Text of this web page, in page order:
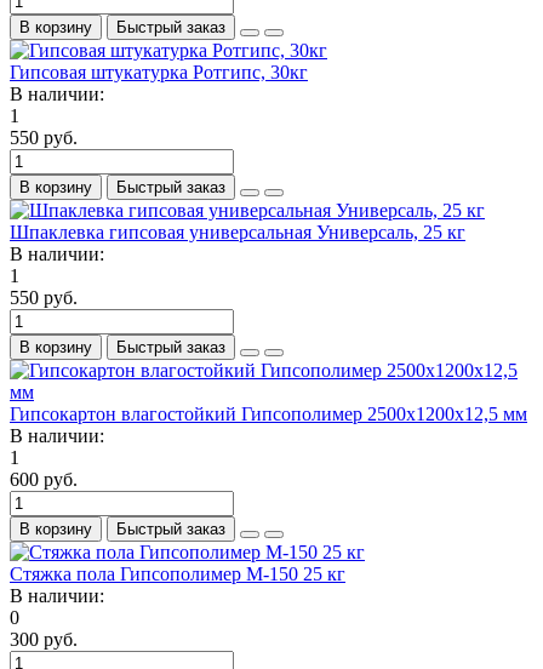
В корзину Быстрый заказ
Гипсовая штукатурка Ротгипс, 30кг
В наличии:
1
550 руб.
В корзину Быстрый заказ
Шпаклевка гипсовая универсальная Универсаль, 25 кг
В наличии:
1
550 руб.
В корзину Быстрый заказ
Гипсокартон влагостойкий Гипсополимер 2500х1200х12,5 мм
В наличии:
1
600 руб.
В корзину Быстрый заказ
Стяжка пола Гипсополимер М-150 25 кг
В наличии:
0
300 руб.